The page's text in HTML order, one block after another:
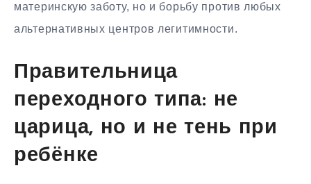
материнскую заботу, но и борьбу против любых
альтернативных центров легитимности.
Правительница
переходного типа: не
царица, но и не тень при
ребёнке